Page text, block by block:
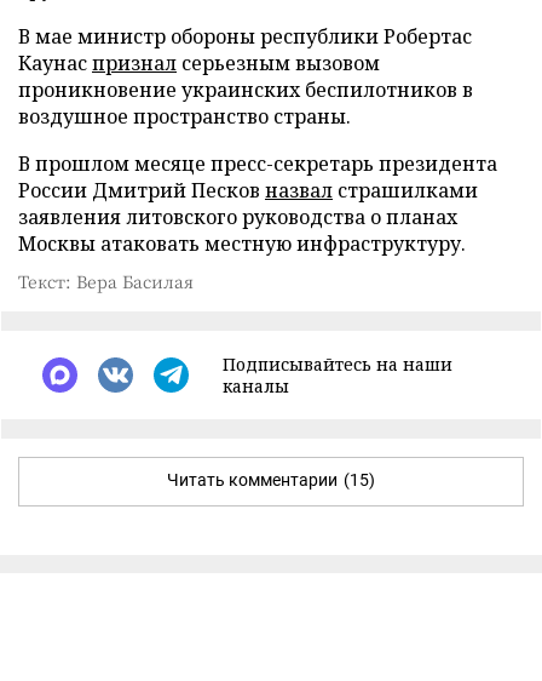
В мае министр обороны республики Робертас
Каунаспризнал серьезным вызовом
проникновение украинских беспилотников в
воздушное пространство страны.
В прошлом месяце пресс-секретарь президента
России Дмитрий Песков назвал страшилками
заявления литовского руководства о планах
Москвы атаковать местную инфраструктуру.
Текст: Вера Басилая
Подписывайтесь на наши
каналы
Читать комментарии (15)